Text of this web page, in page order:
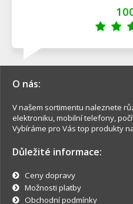
O nás:
V našem sortimentu naleznete
elektroniku, mobilní telefony,
Vybíráme pro Vás top produkty
Důležité informace:
Ceny dopravy
Možnosti platby
Obchodní podmínky